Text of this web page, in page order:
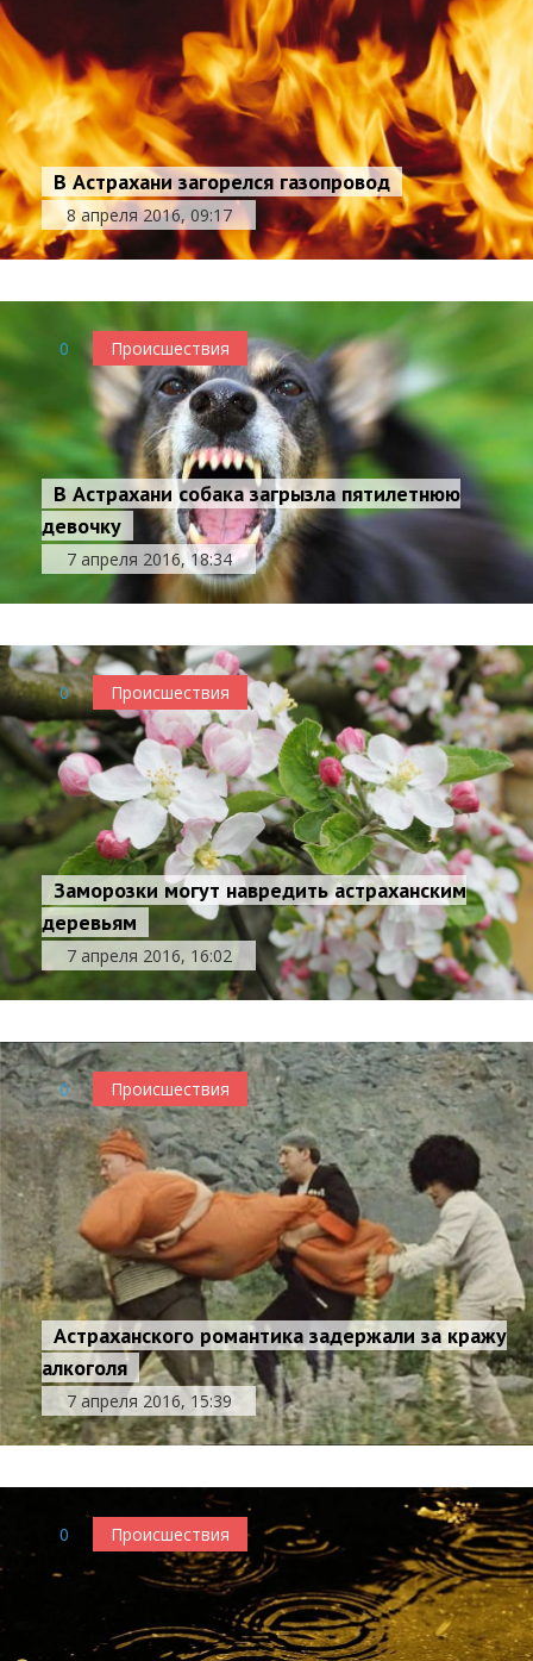
В Астрахани загорелся газопровод
8 апреля 2016, 09:17
0 Происшествия
В Астрахани собака загрызла пятилетнюю
девочку
7 апреля 2016, 18:34
0 Происшествия
Заморозки могут навредить астраханским
деревьям
7 апреля 2016, 16:02
0 Происшествия
Астраханского романтика задержали за кражу
алкоголя
7 апреля 2016, 15:39
0 Происшествия